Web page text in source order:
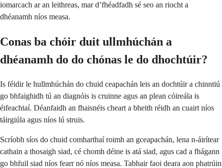
iomarcach ar an leithreas, mar d’fhéadfadh sé seo an riocht a
dhéanamh níos measa.
Conas ba chóir duit ullmhúchán a
dhéanamh do do chónas le do dhochtúir?
Is féidir le hullmhúchán do chuid ceapachán leis an dochtúir a chinntiú
go bhfaighidh tú an diagnóis is cruinne agus an plean cóireála is
éifeachtaí. Déanfaidh an fhaisnéis cheart a bheith réidh an cuairt níos
táirgiúla agus níos lú struis.
Scríobh síos do chuid comharthaí roimh an gceapachán, lena n-áirítear
cathain a thosaigh siad, cé chomh déine is atá siad, agus cad a fhágann
go bhfuil siad níos fearr nó níos measa. Tabhair faoi deara aon phatrúin